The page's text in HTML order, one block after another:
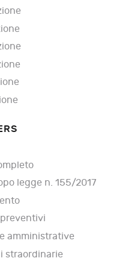
legge n. 155/2017
amministrative
straordinarie